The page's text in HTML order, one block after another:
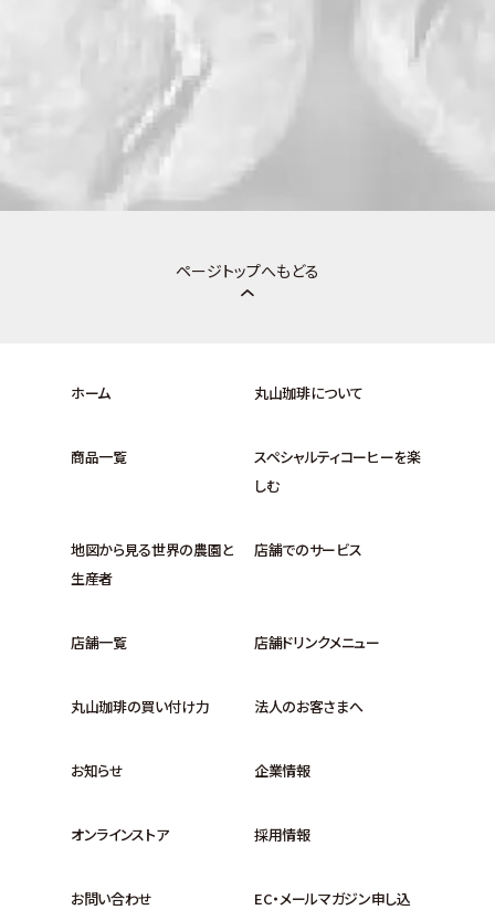
ページトップへもどる
ホーム 丸山珈琲について
商品一覧
スペシャルティコーヒーを楽
しむ
地図から見る世界の農園と
生産者
店舗でのサービス
店舗一覧 店舗ドリンクメニュー
丸山珈琲の買い付け力 法人のお客さまへ
お知らせ 企業情報
オンラインストア 採用情報
お問い合わせ
EC・メールマガジン申し込